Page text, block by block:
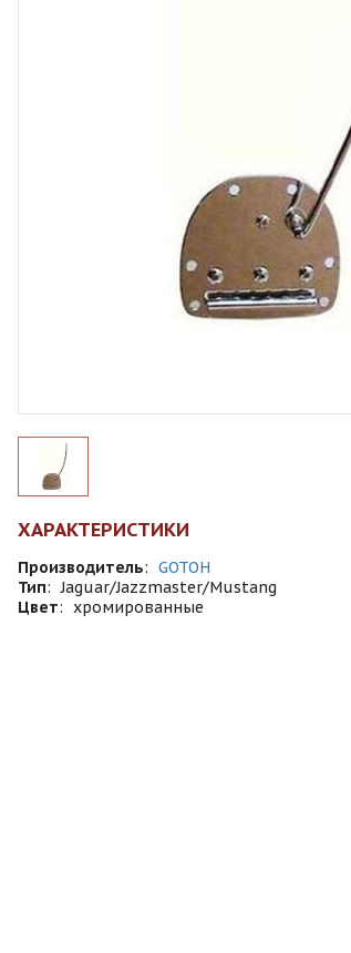
ХАРАКТЕРИСТИКИ
Производитель: GOTOH
Тип: Jaguar/Jazzmaster/Mustang
Цвет: хромированные